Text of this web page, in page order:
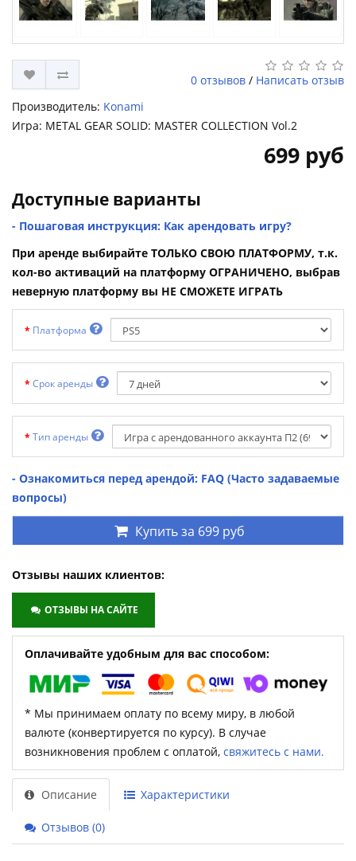
0 отзывов / Написать отзыв
Производитель: Konami
Игра: METAL GEAR SOLID: MASTER COLLECTION Vol.2
699 руб
Доступные варианты
- Пошаговая инструкция: Как арендовать игру?
При аренде выбирайте ТОЛЬКО СВОЮ ПЛАТФОРМУ, т.к.
кол-во активаций на платформу ОГРАНИЧЕНО, выбрав
неверную платформу вы НЕ СМОЖЕТЕ ИГРАТЬ
Платформа
Срок аренды
Тип аренды
- Ознакомиться перед арендой: FAQ (Часто задаваемые
вопросы)
Купить за 699 руб
Отзывы наших клиентов:
ОТЗЫВЫ НА САЙТЕ
Оплачивайте удобным для вас способом:
* Мы принимаем оплату по всему миру, в любой
валюте (конвертируется по курсу). В случае
возникновения проблем с оплатой, свяжитесь с нами.
Описание Характеристики
Отзывов (0)